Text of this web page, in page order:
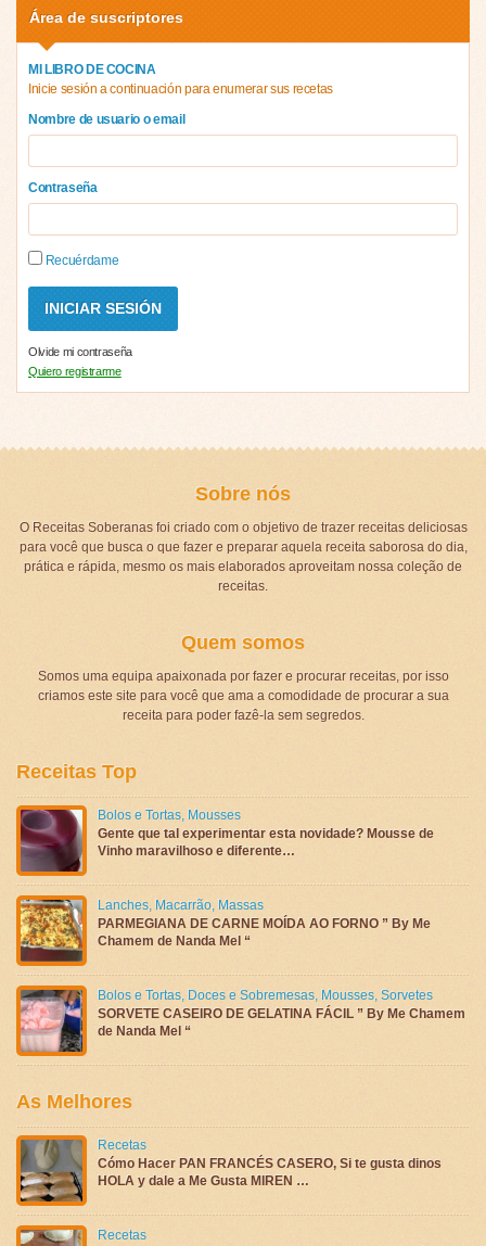
Área de suscriptores
MI LIBRO DE COCINA
Inicie sesión a continuación para enumerar sus recetas
Nombre de usuario o email
Contraseña
Recuérdame
Olvide mi contraseña
Quiero registrarme
Sobre nós
O Receitas Soberanas foi criado com o objetivo de trazer receitas deliciosas
para você que busca o que fazer e preparar aquela receita saborosa do dia,
prática e rápida, mesmo os mais elaborados aproveitam nossa coleção de
receitas.
Quem somos
Somos uma equipa apaixonada por fazer e procurar receitas, por isso
criamos este site para você que ama a comodidade de procurar a sua
receita para poder fazê-la sem segredos.
Receitas Top
Bolos e Tortas, Mousses
Gente que tal experimentar esta novidade? Mousse de
Vinho maravilhoso e diferente…
Lanches, Macarrão, Massas
PARMEGIANA DE CARNE MOÍDA AO FORNO ” By Me
Chamem de Nanda Mel “
Bolos e Tortas, Doces e Sobremesas, Mousses, Sorvetes
SORVETE CASEIRO DE GELATINA FÁCIL ” By Me Chamem
de Nanda Mel “
As Melhores
Recetas
Cómo Hacer PAN FRANCÉS CASERO, Si te gusta dinos
HOLA y dale a Me Gusta MIREN …
Recetas